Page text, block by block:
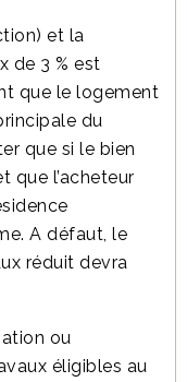
et la
de 3 % est
que le logement
du
que si le bien
que l’acheteur
A défaut, le
réduit devra
ou
éligibles au